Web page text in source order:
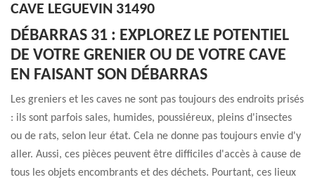
CAVE LEGUEVIN 31490
DÉBARRAS 31 : EXPLOREZ LE POTENTIEL
DE VOTRE GRENIER OU DE VOTRE CAVE
EN FAISANT SON DÉBARRAS
Les greniers et les caves ne sont pas toujours des endroits prisés
: ils sont parfois sales, humides, poussiéreux, pleins d'insectes
ou de rats, selon leur état. Cela ne donne pas toujours envie d'y
aller. Aussi, ces pièces peuvent être difficiles d'accès à cause de
tous les objets encombrants et des déchets. Pourtant, ces lieux